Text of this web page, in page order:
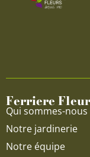
Ferriere
Qui sommes-nous
Notre jardinerie
Notre équipe